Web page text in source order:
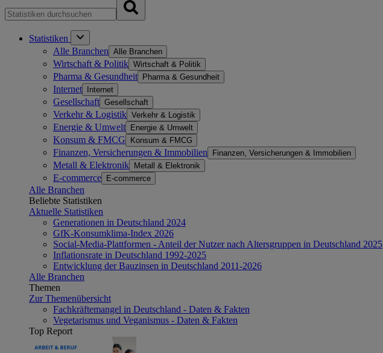
Statistiken
Alle Branchen Alle Branchen
Wirtschaft & Politik Wirtschaft & Politik
Pharma & Gesundheit Pharma & Gesundheit
Internet Internet
Gesellschaft Gesellschaft
Verkehr & Logistik Verkehr & Logistik
Energie & Umwelt Energie & Umwelt
Konsum & FMCG Konsum & FMCG
Finanzen, Versicherungen & Immobilien Finanzen, Versicherungen & Immobilien
Metall & Elektronik Metall & Elektronik
E-commerce E-commerce
Alle Branchen
Beliebte Statistiken
Aktuelle Statistiken
Generationen in Deutschland 2024
GfK-Konsumklima-Index 2026
Social-Media-Plattformen - Anteil der Nutzer nach Altersgruppen in Deutschland 2025
Inflationsrate in Deutschland 1992-2025
Entwicklung der Bauzinsen in Deutschland 2011-2026
Alle Branchen
Themen
Zur Themenübersicht
Fachkräftemangel in Deutschland - Daten & Fakten
Vegetarismus und Veganismus - Daten & Fakten
Top Report